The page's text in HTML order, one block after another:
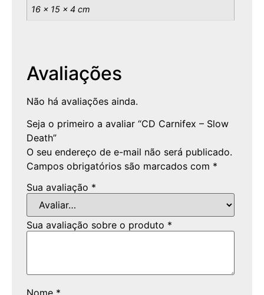
16 × 15 × 4 cm
Avaliações
Não há avaliações ainda.
Seja o primeiro a avaliar “CD Carnifex – Slow
Death”
O seu endereço de e-mail não será publicado.
Campos obrigatórios são marcados com *
Sua avaliação *
Sua avaliação sobre o produto *
Nome *